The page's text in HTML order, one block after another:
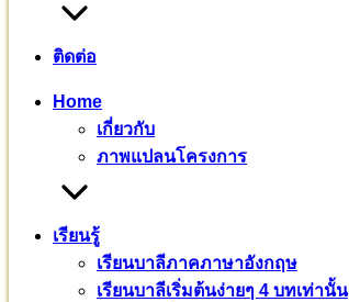
ติดต่อ
Home
เกี่ยวกับ
ภาพแปลนโครงการ
เรียนรู้
เรียนบาลีภาคภาษาอังกฤษ
เรียนบาลีเริ่มต้นง่ายๆ 4 บทเท่านั้น